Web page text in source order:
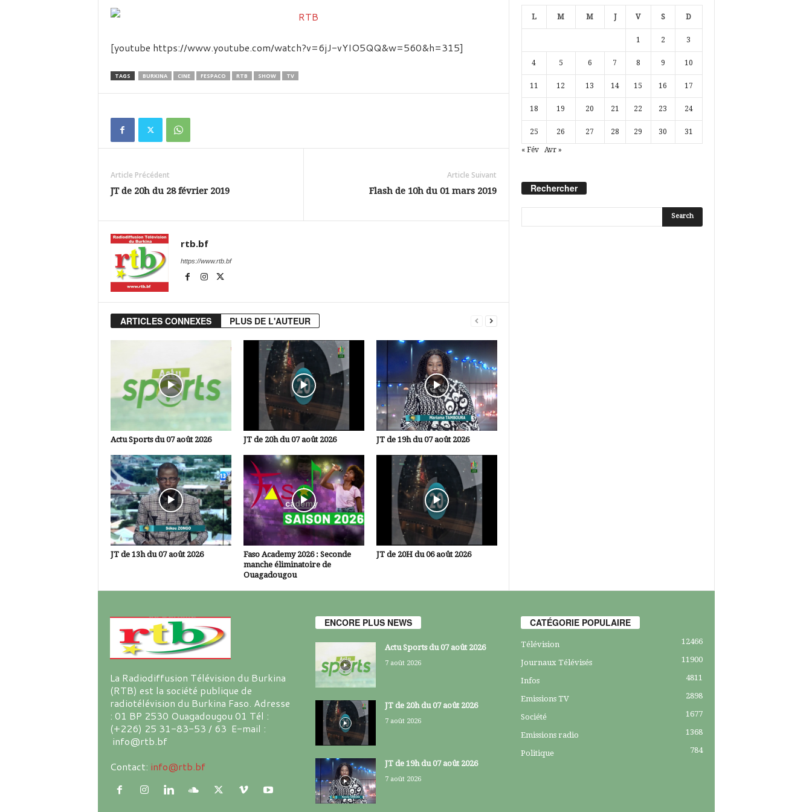
d
k
[youtube https://www.youtube.com/watch?v=6jJ-vYIO5QQ&w=560&h=315]
TAGS BURKINA CINE FESPACO RTB SHOW TV
Article Précédent
JT de 20h du 28 février 2019
Article Suivant
Flash de 10h du 01 mars 2019
rtb.bf
https://www.rtb.bf
ARTICLES CONNEXES PLUS DE L'AUTEUR
Actu Sports du 07 août 2026 JT de 20h du 07 août 2026 JT de 19h du 07 août 2026
JT de 13h du 07 août 2026
Faso Academy 2026 : Seconde
manche éliminatoire de
Ouagadougou
JT de 20H du 06 août 2026
L M M J V S D
1 2 3
4 5 6 7 8 9 10
11 12 13 14 15 16 17
18 19 20 21 22 23 24
25 26 27 28 29 30 31
« Fév Avr »
Rechercher
La Radiodiffusion Télévision du Burkina
(RTB) est la société publique de
radiotélévision du Burkina Faso. Adresse
: 01 BP 2530 Ouagadougou 01 Tél :
(+226) 25 31-83-53 / 63 E-mail :
info@rtb.bf
Contact: info@rtb.bf
ENCORE PLUS NEWS
Actu Sports du 07 août 2026
7 août 2026
JT de 20h du 07 août 2026
7 août 2026
JT de 19h du 07 août 2026
7 août 2026
CATÉGORIE POPULAIRE
Télévision 12466
Journaux Télévisés 11900
Infos 4811
Emissions TV 2898
Société 1677
Emissions radio 1368
Politique 784